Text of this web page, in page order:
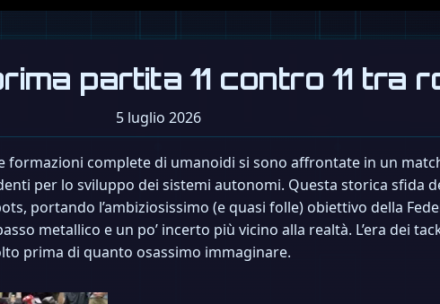
partita 11 contro 11 tra
5 luglio 2026
formazioni complete di umanoidi si sono affrontate in un
per lo sviluppo dei sistemi autonomi. Questa storica sfida
portando l’ambiziosissimo (e quasi folle) obiettivo della
metallico e un po’ incerto più vicino alla realtà. L’era dei
prima di quanto osassimo immaginare.